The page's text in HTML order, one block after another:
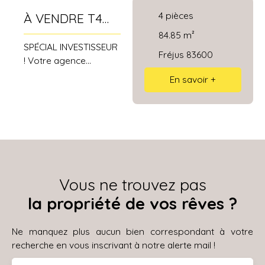
À VENDRE T4
EN DUPLEX
84M² AVEC CAVE
SPÉCIAL INVESTISSEUR
! Votre agence
appartement de 84. 85
résidence avec
ascenseur. Offrant 4
pièces dont 3
situe au 2ème étage
d'un ensemble
4 pièces
84.85 m²
Fréjus 83600
En savoir +
Vous ne trouvez pas
la propriété de vos rêves ?
Ne manquez plus aucun bien correspondant à votre
recherche en vous inscrivant à notre alerte mail !